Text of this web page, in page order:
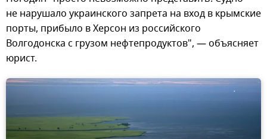
не нарушало украинского запрета на вход в крымские
порты, прибыло в Херсон из российского
Волгодонска с грузом нефтепродуктов", — объясняет
юрист.